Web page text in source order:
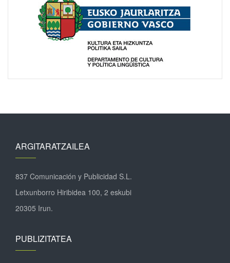
ARGITARATZAILEA
837 Comunicación y Publicidad S.L.
Letxunborro Hiribidea 100, 2 eskubi
20305 Irun.
PUBLIZITATEA